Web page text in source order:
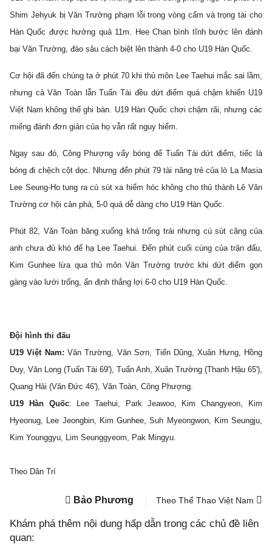
Shim Jehyuk bị Văn Trường phạm lỗi trong vòng cấm và trọng tài cho
Hàn Quốc được hưởng quả 11m. Hee Chan bình tĩnh bước lên đánh
bại Văn Trường, đào sâu cách biệt lên thành 4-0 cho U19 Hàn Quốc.
Cơ hội đã đến chúng ta ở phút 70 khi thủ môn Lee Taehui mắc sai lầm,
nhưng cả Văn Toàn lẫn Tuấn Tài đều dứt điểm quá chậm khiến U19
Việt Nam không thể ghi bàn. U19 Hàn Quốc chơi chậm rãi, nhưng các
miếng đánh đơn giản của họ vẫn rất nguy hiểm.
Ngay sau đó, Công Phượng vẩy bóng để Tuấn Tài dứt điểm, tiếc là
bóng đi chệch cột dọc. Nhưng đến phút 79 tài năng trẻ của lò La Masia
Lee Seung-Ho tung ra cú sút xa hiểm hóc không cho thủ thành Lê Văn
Trường cơ hội cản phá, 5-0 quá dễ dàng cho U19 Hàn Quốc.
Phút 82, Văn Toàn băng xuống khá trống trái nhưng cú sút căng của
anh chưa đủ khó để hạ Lee Taehui. Đến phút cuối cùng của trận đấu,
Kim Gunhee lừa qua thủ môn Văn Trường trước khi dứt điểm gọn
gàng vào lưới trống, ấn định thắng lợi 6-0 cho U19 Hàn Quốc.
Đội hình thi đấu
U19 Việt Nam: Văn Trường, Văn Sơn, Tiến Dũng, Xuân Hưng, Hồng
Duy, Văn Long (Tuấn Tài 69'), Tuấn Anh, Xuân Trường (Thanh Hậu 65'),
Quang Hải (Văn Đức 46'), Văn Toàn, Công Phượng.
U19 Hàn Quốc: Lee Taehui, Park Jeawoo, Kim Changyeon, Kim
Hyeonug, Lee Jeongbin, Kim Gunhee, Suh Myeongwon, Kim Seungju,
Kim Younggyu, Lim Seunggyeom, Pak Mingyu.
Theo Dân Trí
Bảo Phương Theo Thể Thao Việt Nam
Khám phá thêm nội dung hấp dẫn trong các chủ đề liên
quan: